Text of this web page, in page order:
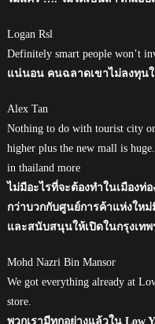
Logan Rsl
Definitely smart people won’t
แน่นอน คนฉลาดเขาไม่ลงทุนใ
Alex Tan
Nothing to do with tourist city
higher plus the new mall is
in thailand more
ไม่มีอะไรที่จะต้องทำในเมืองท่
กว่าบวกกับศูนย์การค้าแห่งให
และสนับสนุนให้เปิดในกรุงเทพ
Mohd Nazri Bin Mansor
We got everything already at
store.
พวกเรามีทุกอย่างแล้วใน Low